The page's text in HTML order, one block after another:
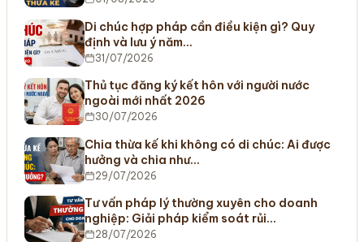
Di chúc hợp pháp cần điều kiện gì? Quy
định và lưu ý năm…
31/07/2026
Thủ tục đăng ký kết hôn với người nước
ngoài mới nhất 2026
30/07/2026
Chia thừa kế khi không có di chúc: Ai được
hưởng và chia như…
29/07/2026
Tư vấn pháp lý thường xuyên cho doanh
nghiệp: Giải pháp kiểm soát rủi…
28/07/2026